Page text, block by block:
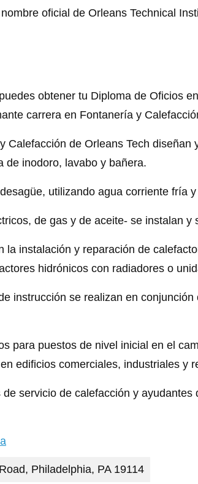
oficial de Orleans Technical
obtener tu Diploma de Oficios
carrera en Fontanería y
Calefacción de Orleans Tech diseñan
de inodoro, lavabo y bañera.
utilizando agua corriente fría
de gas y de aceite- se instalan y
la instalación y reparación de
hidrónicos con radiadores o
instrucción se realizan en
para puestos de nivel inicial en el
edificios comerciales, industriales y
servicio de calefacción y
Philadelphia, PA 19114